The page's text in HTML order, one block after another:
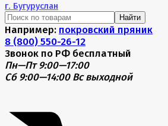
г. Бугуруслан
Найти
Например: покровский пряник
8 (800) 550-26-12
Звонок по РФ бесплатный
Пн—Пт 9:00—17:00
Сб 9:00—14:00 Вс выходной